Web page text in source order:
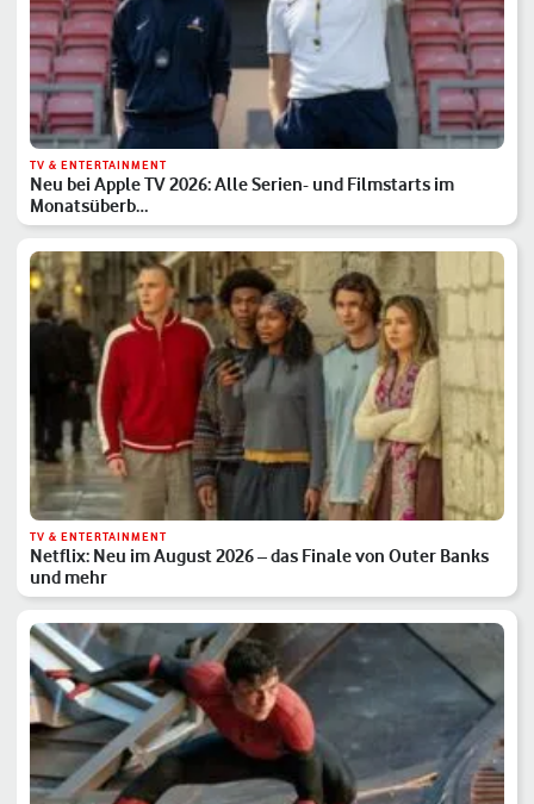
TV & ENTERTAINMENT
Neu bei Apple TV 2026: Alle Serien- und Filmstarts im
Monatsüberb…
TV & ENTERTAINMENT
Netflix: Neu im August 2026 – das Finale von Outer Banks
und mehr